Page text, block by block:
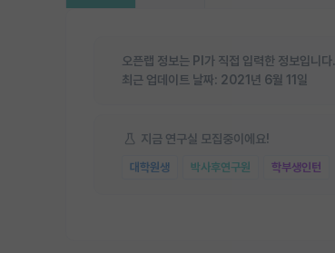
오픈랩 정보는 PI가 직접 입력한 정보입니다.
최근 업데이트 날짜: 2021년 6월 11일
지금 연구실 모집중이에요!
대학원생 박사후연구원 학부생인턴